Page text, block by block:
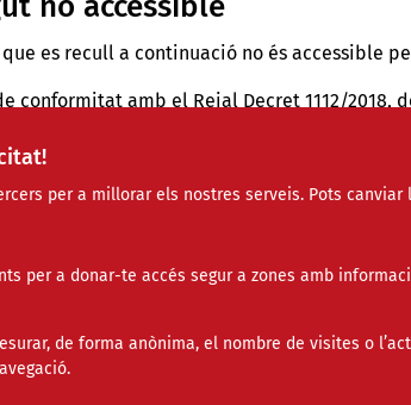
per a millorar els nostres serveis. Pots
per a donar-te accés segur a zones amb
de forma anònima, el nombre de visites o
es recull a continuació no és accessible
conformitat amb el Reial Decret 1112/2018,
vídeos sense subtitulat i/o audiodescripció
pàgines podrien no tenir una estructura
de la pàgina podria contenir alguns errors
contingut podria no ser visible en
desproporcionada: no aplica.
no entra dins de l’àmbit de la legislació